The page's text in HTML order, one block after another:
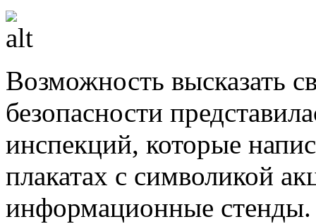
Возможность высказать
безопасности
инспекций, которые
плакатах с символикой
информационные стенды.